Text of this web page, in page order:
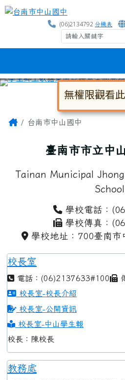
跳至主內容區
台南市中山國中
(06)2134792分機表
大
主內容區域
Home台南市中山國中
臺南市市立中
Tainan Municipal
School
學校電話：
學校傳真：
學校地址：700臺南市
校長室
電話：(06)2137633#100
校長室-校長介紹
校長室-公開資訊
校長室-中山學生報
校長：陳校長
教務處
頁尾區域
無權限觀看
對話框已開